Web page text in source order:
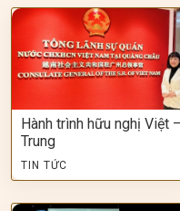
Hành trình hữu nghị Việt –
Trung
TIN TỨC